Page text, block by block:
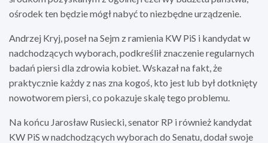
ośrodek ten będzie mógł nabyć to niezbędne urządzenie.
Andrzej Kryj, poseł na Sejm z ramienia KW PiS i kandydat w
nadchodzących wyborach, podkreślił znaczenie regularnych
badań piersi dla zdrowia kobiet. Wskazał na fakt, że
praktycznie każdy z nas zna kogoś, kto jest lub był dotknięty
nowotworem piersi, co pokazuje skalę tego problemu.
Na końcu Jarosław Rusiecki, senator RP i również kandydat
KW PiS w nadchodzących wyborach do Senatu, dodał swoje